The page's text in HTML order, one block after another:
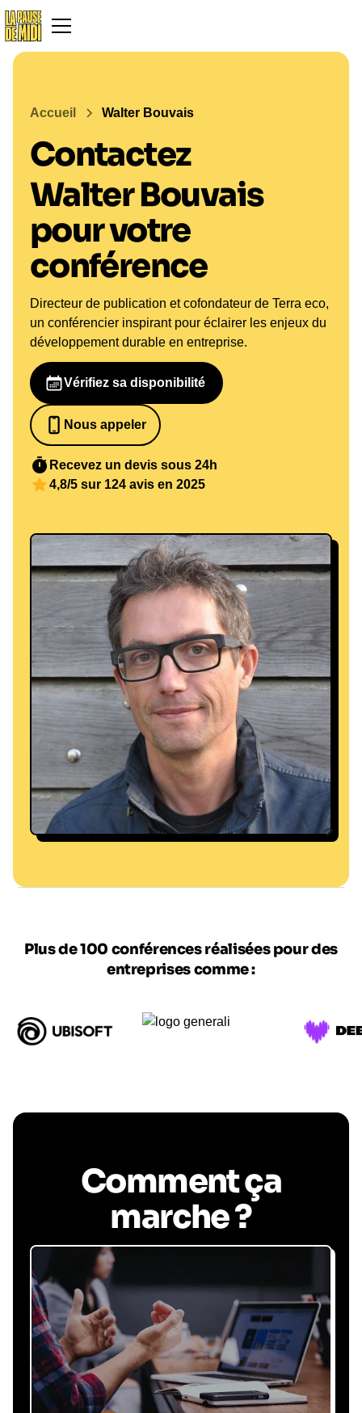
Accueil Walter Bouvais
Contactez
Walter Bouvais
pour votre
conférence
Directeur de publication et cofondateur de Terra eco,
un conférencier inspirant pour éclairer les enjeux du
développement durable en entreprise.
Vérifiez sa disponibilité
Nous appeler
0652698481
Recevez un devis sous 24h
4,8/5 sur 124 avis en 2025
Plus de 100 conférences réalisées pour des
entreprises comme :
Comment ça
marche ?